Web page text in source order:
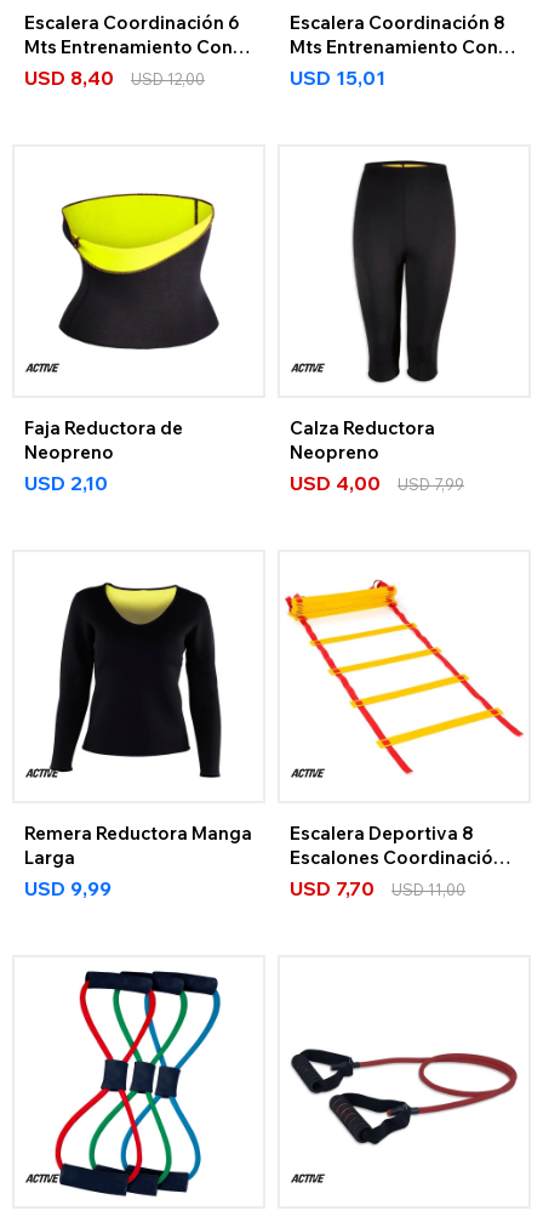
Escalera Coordinación 6
Mts Entrenamiento Con
Bolso
USD 8,40 USD12,00
Escalera Coordinación 8
Mts Entrenamiento Con
Bolso
USD 15,01
Faja Reductora de
Neopreno
USD 2,10
Calza Reductora
Neopreno
USD 4,00 USD7,99
Remera Reductora Manga
Larga
USD 9,99
Escalera Deportiva 8
Escalones Coordinación
+ Bolso
USD 7,70 USD11,00